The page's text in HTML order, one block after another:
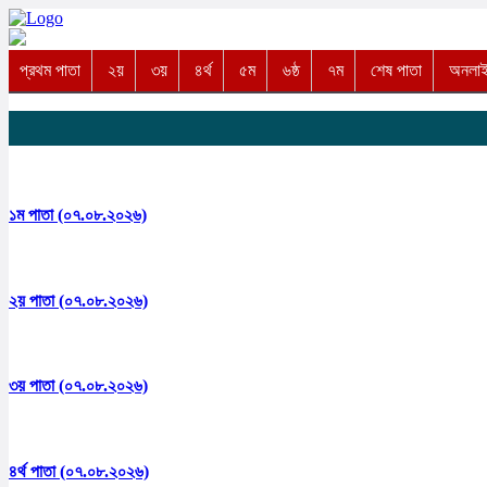
প্রথম পাতা ২য় ৩য় ৪র্থ ৫ম ৬ষ্ঠ ৭ম শেষ পাতা
১ম পাতা (০৭.০৮.২০২৬)
২য় পাতা (০৭.০৮.২০২৬)
৩য় পাতা (০৭.০৮.২০২৬)
৪র্থ পাতা (০৭.০৮.২০২৬)